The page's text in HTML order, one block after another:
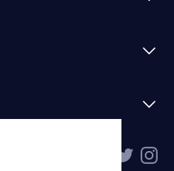
Conditions générales